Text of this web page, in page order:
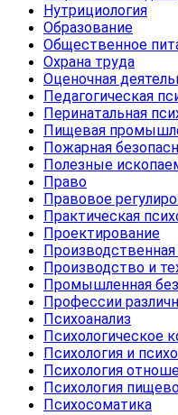
Нутрициология
Образование
Общественное
Охрана труда
Оценочная
Педагогическая
Перинатальная
Пищевая
Пожарная
Полезные
Право
Правовое
Практическая
Проектирование
Производство и
Промышленная
Профессии
Психоанализ
Психологическое
Психология и
Психология
Психология
Психосоматика